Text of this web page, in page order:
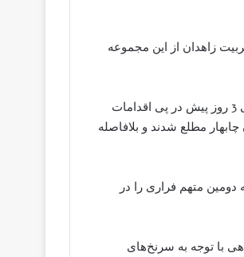
تربیت زاهدان از این مجموعه
ه گزارش پارس نیوز، سردار حسین رحیمی اظهار داشت: ماموران آگاهی نیروی انتظامی 3 روز پیش در پی اقدامات
شهرستان‌ چابهار مطلع شدند و بلافاصله
متهم فراری را در
با توجه به سرنخ‌های